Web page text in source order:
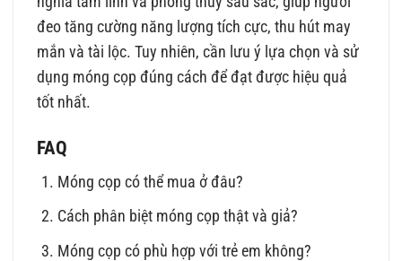
đeo tăng cường năng lượng tích cực, thu hút may
mắn và tài lộc. Tuy nhiên, cần lưu ý lựa chọn và sử
dụng móng cọp đúng cách để đạt được hiệu quả
tốt nhất.
FAQ
Móng cọp có thể mua ở đâu?
Cách phân biệt móng cọp thật và giả?
Móng cọp có phù hợp với trẻ em không?